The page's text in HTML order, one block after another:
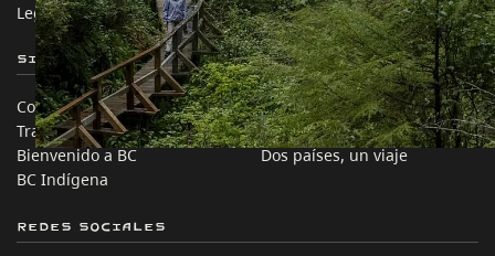
Legal y Políticas
简体中文 – China
Sitios de Socios
Comercio e Inversión BC
Trabaja en BC
Bienvenido a BC
BC Indígena
En este sitio
Ideas de viaje
Consejos Prácticos
Dos países, un viaje
Redes sociales